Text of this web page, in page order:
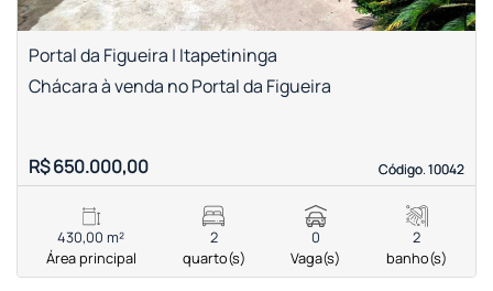
Portal da Figueira | Itapetininga
Código. 10042
Código. 10042
Chácara à venda no Portal da Figueira
R$ 650.000,00
430,00 m²
Área principal
2
quarto(s)
0
Vaga(s)
2
banho(s)